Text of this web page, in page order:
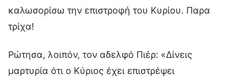
καλωσορίσω την επιστροφή του Κυρίου. Παρα
τρίχα!
Ρώτησα, λοιπόν, τον αδελφό Πιέρ: «Δίνεις
μαρτυρία ότι ο Κύριος έχει επιστρέψει